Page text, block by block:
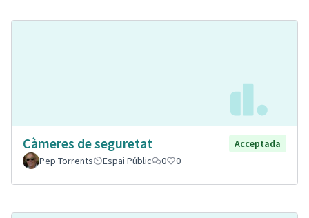
Càmeres de seguretat
Acceptada
Pep Torrents
Espai Públic 0 0